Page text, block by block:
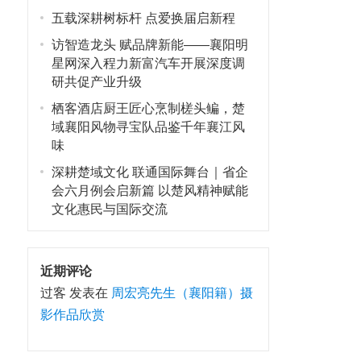
五载深耕树标杆 点爱换届启新程
访智造龙头 赋品牌新能——襄阳明
星网深入程力新富汽车开展深度调
研共促产业升级
栖客酒店厨王匠心烹制槎头鳊，楚
域襄阳风物寻宝队品鉴千年襄江风
味
深耕楚域文化 联通国际舞台｜省企
会六月例会启新篇 以楚风精神赋能
文化惠民与国际交流
近期评论
过客 发表在 周宏亮先生（襄阳籍）摄
影作品欣赏